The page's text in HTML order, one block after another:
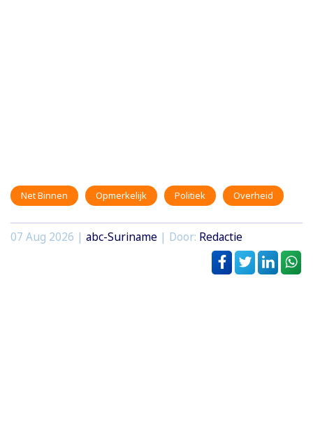
Net Binnen Opmerkelijk Politiek Overheid
07 Aug 2026 | abc-Suriname | Door: Redactie